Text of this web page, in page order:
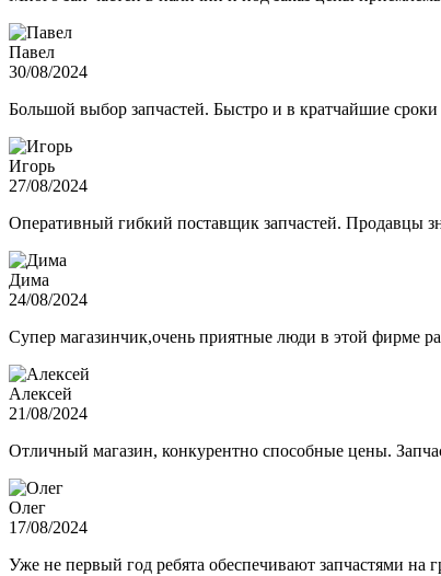
Павел
30/08/2024
Большой выбор запчастей. Быстро и в кратчайшие
Игорь
27/08/2024
Оперативный гибкий поставщик запчастей. Продавцы
Дима
24/08/2024
Супер магазинчик,очень приятные люди в этой фирме
Алексей
21/08/2024
Отличный магазин, конкурентно способные цены.
Олег
17/08/2024
Уже не первый год ребята обеспечивают запчастями на